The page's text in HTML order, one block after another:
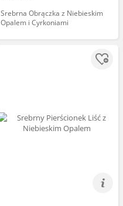
Srebrna Obrączka z Niebieskim
Opalem i Cyrkoniami